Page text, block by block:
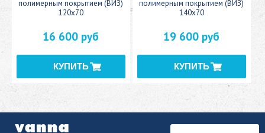
полимерным покрытием (ВИЗ)
120x70
16 600 руб
полимерным покрытием (ВИЗ)
140x70
19 600 руб